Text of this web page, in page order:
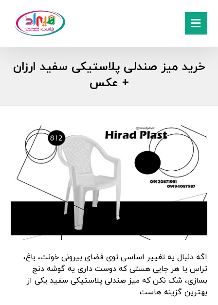
خرید میز صندلی پلاستیکی سفید ارزان
+ عکس
اگه دنبال یه تغییر اساسی توی فضای بیرونی خونت، باغ،
تراس یا هر جایی هستی که دوست داری یه گوشه دنج
بسازی، شک نکن که میز صندلی پلاستیکی سفید یکی از
بهترین گزینه هاست.